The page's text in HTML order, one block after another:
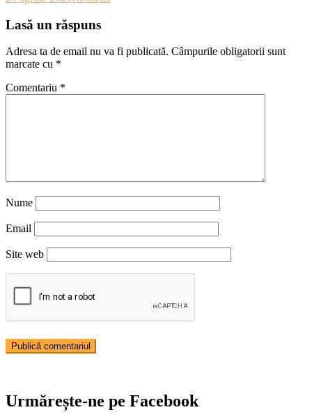
Lasă un răspuns
Adresa ta de email nu va fi publicată. Câmpurile obligatorii sunt
marcate cu *
Comentariu *
Nume
Email
Site web
Urmărește-ne pe Facebook